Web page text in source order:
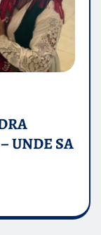
UNDE SA